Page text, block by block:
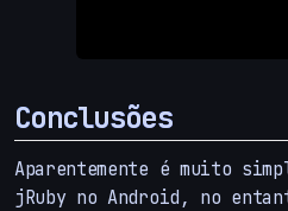
Conclusões
Aparentemente é muito
jRuby no Android, no